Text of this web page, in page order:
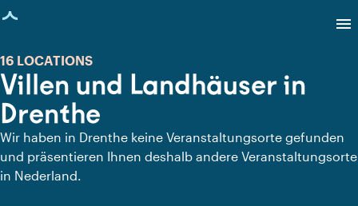
geladen
menu
Villen und Landhäuser in
Drenthe
16 LOCATIONS
Wir haben in Drenthe keine Veranstaltungsorte gefunden
und präsentieren Ihnen deshalb andere Veranstaltungsorte
in Nederland.